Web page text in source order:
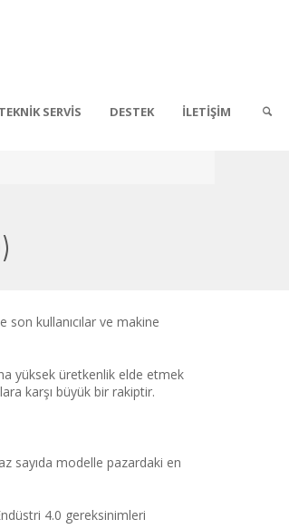
TEKNİK SERVİS DESTEK İLETİŞİM
son kullanıcılar ve makine
yüksek üretkenlik elde etmek
karşı büyük bir rakiptir.
sayıda modelle pazardaki en
4.0 gereksinimleri